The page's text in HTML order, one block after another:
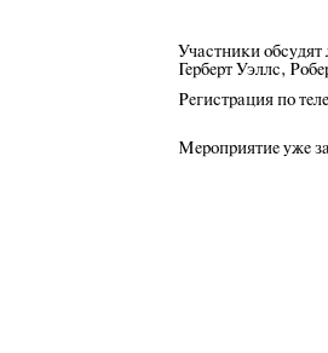
Участники
Герберт Уэллс,
Регистрация по
Мероприятие уже